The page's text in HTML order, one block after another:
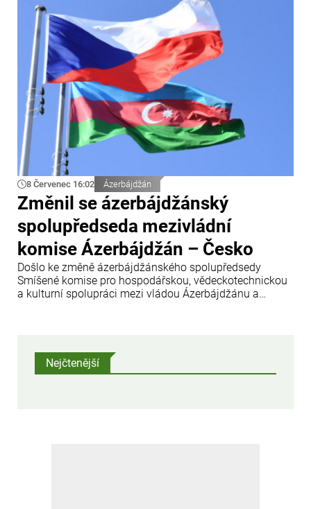
centra Nizami Ganjavi Nathalie Gouletová.
8 Červenec 16:02 Ázerbájdžán
Změnil se ázerbájdžánský
spolupředseda mezivládní
komise Ázerbájdžán – Česko
Došlo ke změně ázerbájdžánského spolupředsedy
Smíšené komise pro hospodářskou, vědeckotechnickou
a kulturní spolupráci mezi vládou Ázerbájdžánu a
Nejčtenější